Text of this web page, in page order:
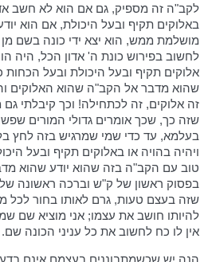
לקב"ה זה מספיק, גם אם הוא לא חשב
באלוקים תקיף ובעל היכולת, אם הוא
מושלמת ממש, הוא יצא ידי כונה בשם
לחשוב בפירוש כונת ה' אדון הכל, היה
אלוקים תקיף ובעל היכולת ובעל הכחות
שהוא מדבר אל הקב"ה שהוא האלוקים
זה אלוקים, זה לכתחילה! וכך קיבלתי
שזה כך, שכך אומרים גדולי המורים
בעלמא, עד כדי שמי שמרגיש בזה לחץ
ויהיה בהויה או באלוקים תקיף ובעל
טוב עם הקב"ה בזה שהוא יודע שהוא
בפסוק ראשון של ק"ש וברכה ראשונה
שזה בעצם טעות, גרם לאותו בחור לכל
להיותו חושב את עצמו; אני מוציא שם
אין לו כח לחשוב את כל עניני הכונה שם.
הנה יש שכשמתבוננים בעצמם אינם